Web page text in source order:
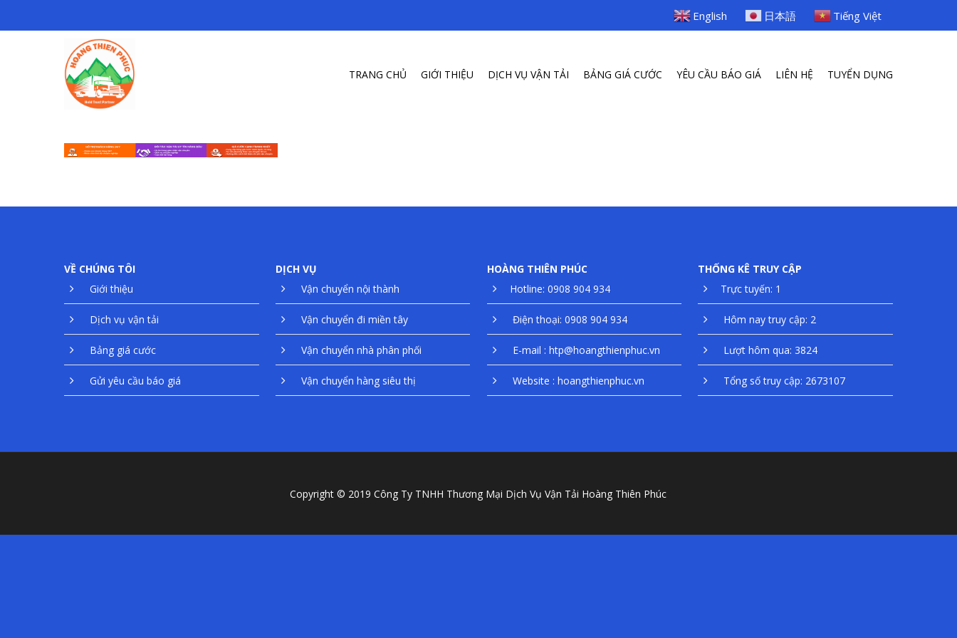
English 日本語 Tiếng Việt
TRANG CHỦ GIỚI THIỆU DỊCH VỤ VẬN TẢI BẢNG GIÁ CƯỚC YÊU CẦU BÁO GIÁ LIÊN HỆ TUYỂN DỤNG
VỀ CHÚNG TÔI
Giới thiệu
Dịch vụ vận tải
Bảng giá cước
Gửi yêu cầu báo giá
DỊCH VỤ
Vận chuyển nội thành
Vận chuyển đi miền tây
Vận chuyển nhà phân phối
Vận chuyển hàng siêu thị
HOÀNG THIÊN PHÚC
Hotline: 0908 904 934
Điện thoại: 0908 904 934
E-mail : htp@hoangthienphuc.vn
Website : hoangthienphuc.vn
THỐNG KÊ TRUY CẬP
Trực tuyến: 1
Hôm nay truy cập: 2
Lượt hôm qua: 3824
Tổng số truy cập: 2673107
Copyright © 2019 Công Ty TNHH Thương Mại Dịch Vụ Vận Tải Hoàng Thiên Phúc